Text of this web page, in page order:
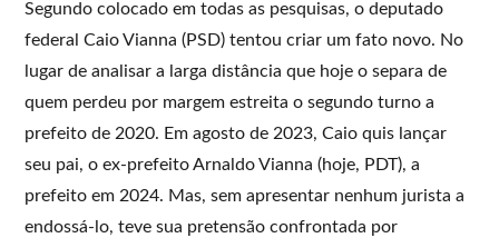
Segundo colocado em todas as pesquisas, o deputado
federal Caio Vianna (PSD) tentou criar um fato novo. No
lugar de analisar a larga distância que hoje o separa de
quem perdeu por margem estreita o segundo turno a
prefeito de 2020. Em agosto de 2023, Caio quis lançar
seu pai, o ex-prefeito Arnaldo Vianna (hoje, PDT), a
prefeito em 2024. Mas, sem apresentar nenhum jurista a
endossá-lo, teve sua pretensão confrontada por